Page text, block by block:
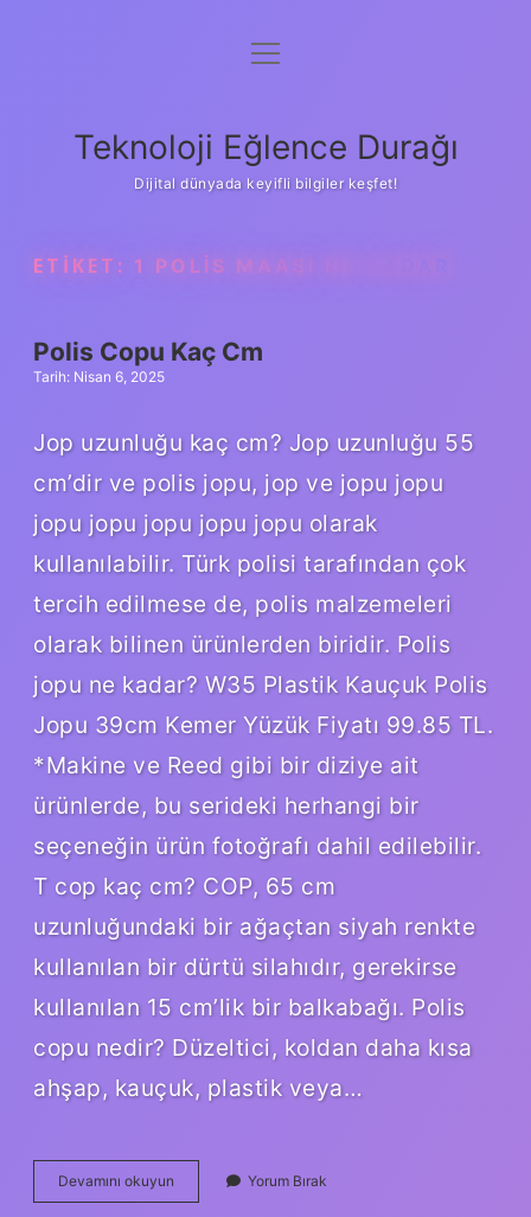
Anasayfa
Yasal Uyarı
menüyü
Teknoloji Eğlence Durağı
Dijital dünyada keyifli bilgiler keşfet!
ETIKET: 1 POLIS MAAŞI NE KADAR
Polis Copu Kaç Cm
Tarih: Nisan 6, 2025
Jop uzunluğu kaç cm? Jop uzunluğu 55
cm’dir ve polis jopu, jop ve jopu jopu
jopu jopu jopu jopu jopu olarak
kullanılabilir. Türk polisi tarafından çok
tercih edilmese de, polis malzemeleri
olarak bilinen ürünlerden biridir. Polis
jopu ne kadar? W35 Plastik Kauçuk Polis
Jopu 39cm Kemer Yüzük Fiyatı 99.85 TL.
*Makine ve Reed gibi bir diziye ait
ürünlerde, bu serideki herhangi bir
seçeneğin ürün fotoğrafı dahil edilebilir.
T cop kaç cm? COP, 65 cm
uzunluğundaki bir ağaçtan siyah renkte
kullanılan bir dürtü silahıdır, gerekirse
kullanılan 15 cm’lik bir balkabağı. Polis
copu nedir? Düzeltici, koldan daha kısa
ahşap, kauçuk, plastik veya…
Devamını okuyun
Copu
Yorum Bırak